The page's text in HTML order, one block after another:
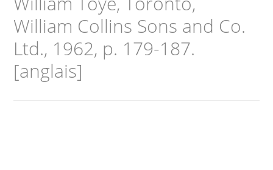
William Collins Sons and Co.
Ltd., 1962, p. 179-187.
[anglais]